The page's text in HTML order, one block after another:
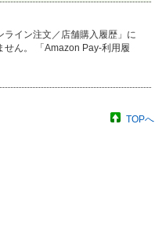
イン注文／店舗購入履歴」に
ん。 「Amazon Pay-利用履
TOPへ